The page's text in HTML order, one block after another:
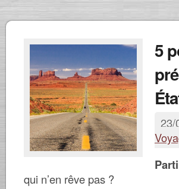
5
23/
qui n’en rêve pas ?